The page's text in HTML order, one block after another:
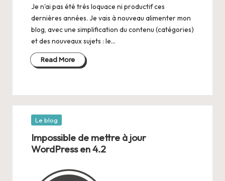
Je n'ai pas été très loquace ni productif ces
dernières années. Je vais à nouveau alimenter mon
blog, avec une simplification du contenu (catégories)
et des nouveaux sujets : le…
Read More
Posted
Le blog
Impossible de mettre à jour
WordPress en 4.2